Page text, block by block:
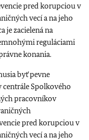
pred korupciou v
vecí a na jeho
je zacielená na
reguláciami
konania.
byť pevne
Spolkového
pracovníkov
pred korupciou v
vecí a na jeho